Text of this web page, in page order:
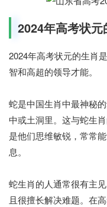
2024年高考状元
2024年高考状元的生肖
智和高超的领导才能。
蛇是中国生肖中最神秘
中或土洞里。这与蛇生
是他们思维敏锐，常常
息。
蛇生肖的人通常很有主
且很擅长解决难题。在